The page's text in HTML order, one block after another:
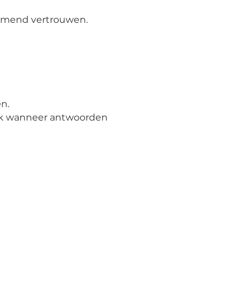
vertrouwen.
wanneer antwoorden